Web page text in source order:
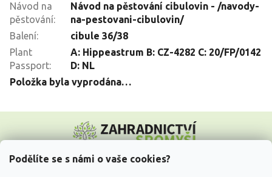
Podělíte se s námi o vaše cookies?
Návod na
pěstování:
Návod na pěstování cibulovin - /navody-
na-pestovani-cibulovin/
Balení:
cibule 36/38
Plant
Passport:
A: Hippeastrum B: CZ-4282 C: 20/FP/0142
D: NL
Položka byla vyprodána…
p